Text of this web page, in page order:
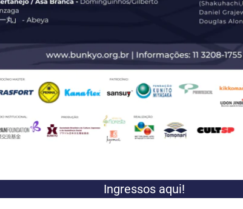
Ingressos aqui!